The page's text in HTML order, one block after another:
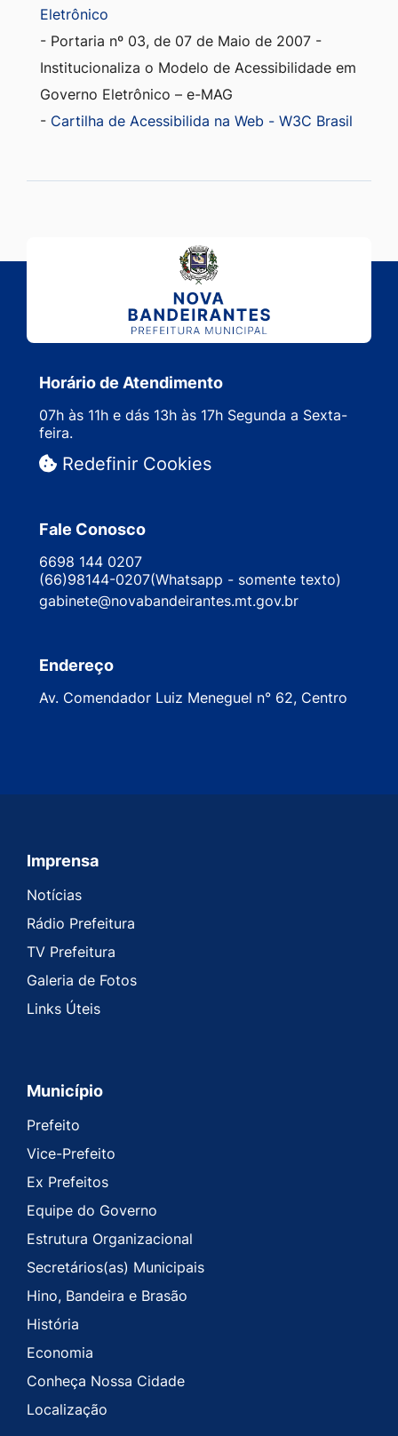
Eletrônico
- Portaria nº 03, de 07 de Maio de 2007 -
Institucionaliza o Modelo de Acessibilidade em
Governo Eletrônico – e-MAG
- Cartilha de Acessibilida na Web - W3C Brasil
Horário de Atendimento
07h às 11h e dás 13h às 17h Segunda a Sexta-
feira.
Redefinir Cookies
Fale Conosco
6698 144 0207
(66)98144-0207(Whatsapp - somente texto)
gabinete@novabandeirantes.mt.gov.br
Endereço
Av. Comendador Luiz Meneguel n° 62, Centro
Seção do Rodapé e Contato
Imprensa
Notícias
Rádio Prefeitura
TV Prefeitura
Galeria de Fotos
Links Úteis
Município
Prefeito
Vice-Prefeito
Ex Prefeitos
Equipe do Governo
Estrutura Organizacional
Secretários(as) Municipais
Hino, Bandeira e Brasão
História
Economia
Conheça Nossa Cidade
Localização